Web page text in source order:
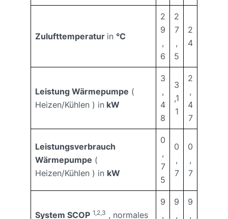
Zulufttemperatur in °C
2
9
,
6
2
7
,
5
2
4
Leistung Wärmepumpe (
Heizen/Kühlen ) in kW
3
,
4
8
3
,1
1
2
,
4
7
Leistungsverbrauch
Wärmepumpe (
Heizen/Kühlen ) in kW
0
,
7
5
0
,
7
0
,
7
System SCOP 1,2,3 , normales
9
,
9
,
9
,